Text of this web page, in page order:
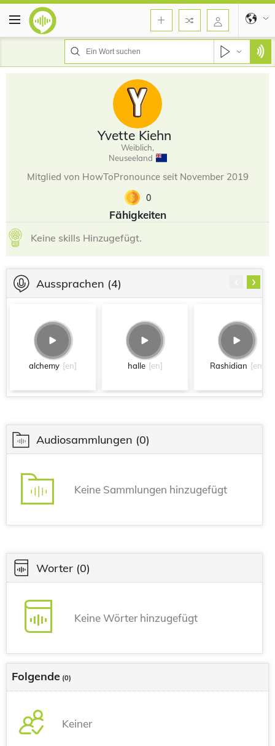
Yvette Kiehn
Weiblich,
Neuseeland
Mitglied von HowToPronounce seit November 2019
0
Fähigkeiten
Keine skills Hinzugefügt.
Aussprachen (4)
alchemy [en] halle [en] Rashidian [en]
›
Audiosammlungen (0)
Keine Sammlungen hinzugefügt
Worter (0)
Keine Wörter hinzugefügt
Folgende (0)
Keiner